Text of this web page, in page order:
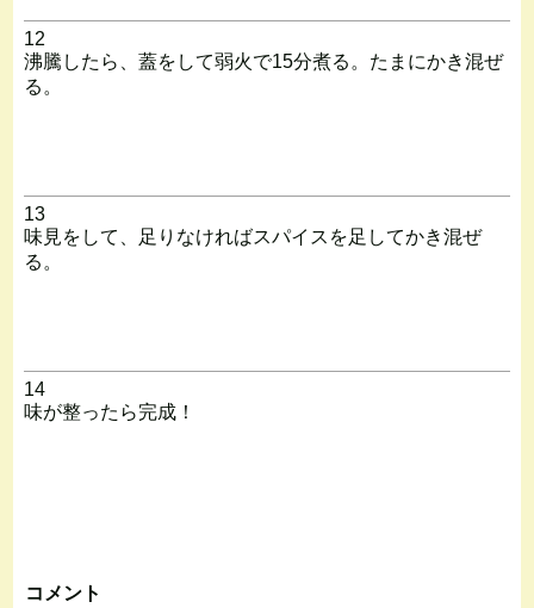
12
沸騰したら、蓋をして弱火で15分煮る。たまにかき混ぜ
る。
13
味見をして、足りなければスパイスを足してかき混ぜ
る。
14
味が整ったら完成！
コメント